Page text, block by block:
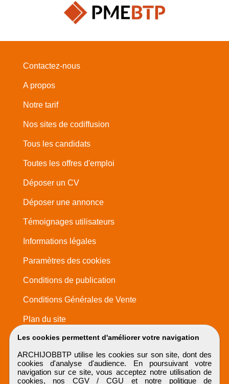
Les cookies permettent d'améliorer votre navigation
ARCHIJOBBTP utilise les cookies sur son site, dont des
cookies d'analyse d'audience. En poursuivant votre
navigation sur ce site, vous acceptez notre utilisation de
cookies, nos CGV / CGU et notre politique de
Contactez-nous
A propos
Notre tarif
Nos sites de codiffusion
Tous les candidats
Toutes les offres d'emploi
Déposer un CV
Déposer une annonce
Témoignages utilisateurs
Informations légales
Paramètres des cookies
Conditions de publication
Conditions Générales de Vente
Plan du site